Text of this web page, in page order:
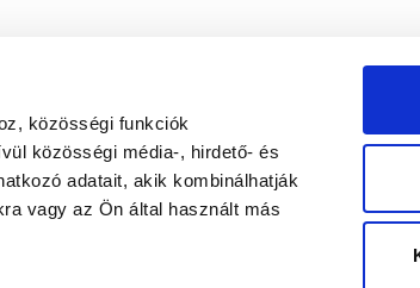
közösségi funkciók
közösségi média-, hirdető- és
adatait, akik kombinálhatják
vagy az Ön által használt más